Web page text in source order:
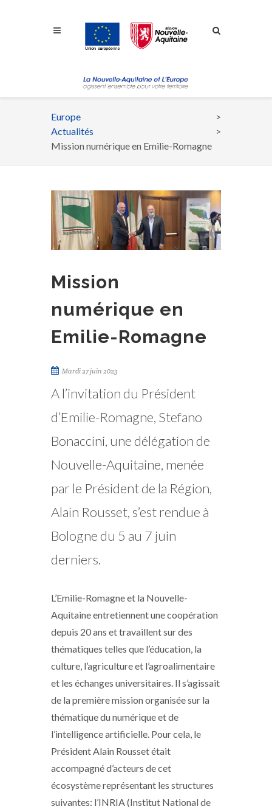
Fil
d'Ariane
Europe
Actualités
Mission numérique en Emilie-Romagne
Mission
numérique en
Emilie-Romagne
Mardi 27 juin 2023
A l’invitation du Président
d’Emilie-Romagne, Stefano
Bonaccini, une délégation de
Nouvelle-Aquitaine, menée
par le Président de la Région,
Alain Rousset, s’est rendue à
Bologne du 5 au 7 juin
derniers.
L’Emilie-Romagne et la Nouvelle-
Aquitaine entretiennent une coopération
depuis 20 ans et travaillent sur des
thématiques telles que l’éducation, la
culture, l’agriculture et l’agroalimentaire
et les échanges universitaires. Il s’agissait
de la première mission organisée sur la
thématique du numérique et de
l’intelligence artificielle. Pour cela, le
Président Alain Rousset était
accompagné d’acteurs de cet
écosystème représentant les structures
suivantes: l’INRIA (Institut National de